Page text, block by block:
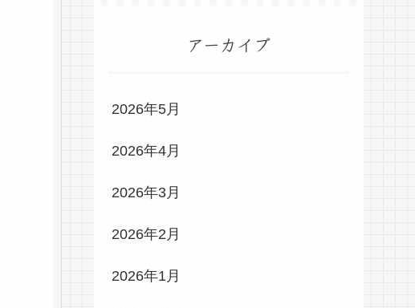
アーカイブ
2026年5月
2026年4月
2026年3月
2026年2月
2026年1月